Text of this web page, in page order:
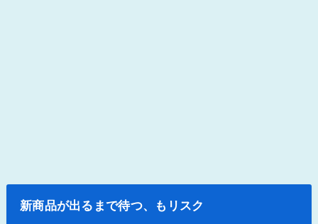
新商品が出るまで待つ、もリスク